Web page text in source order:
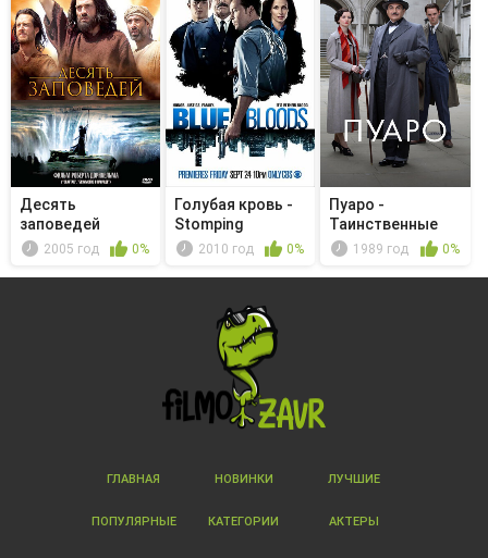
Десять
заповедей
2005 год 0%
Голубая кровь -
Stomping
Grounds
2010 год 0%
Пуаро -
Таинственные
происшествия в
1989 год 0%
ГЛАВНАЯ НОВИНКИ ЛУЧШИЕ
ПОПУЛЯРНЫЕ КАТЕГОРИИ АКТЕРЫ